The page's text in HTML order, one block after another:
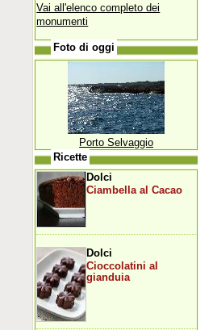
Vai all'elenco completo dei
monumenti
Foto di oggi
Porto Selvaggio
Ricette
Dolci
Ciambella al Cacao
Dolci
Cioccolatini al
gianduia